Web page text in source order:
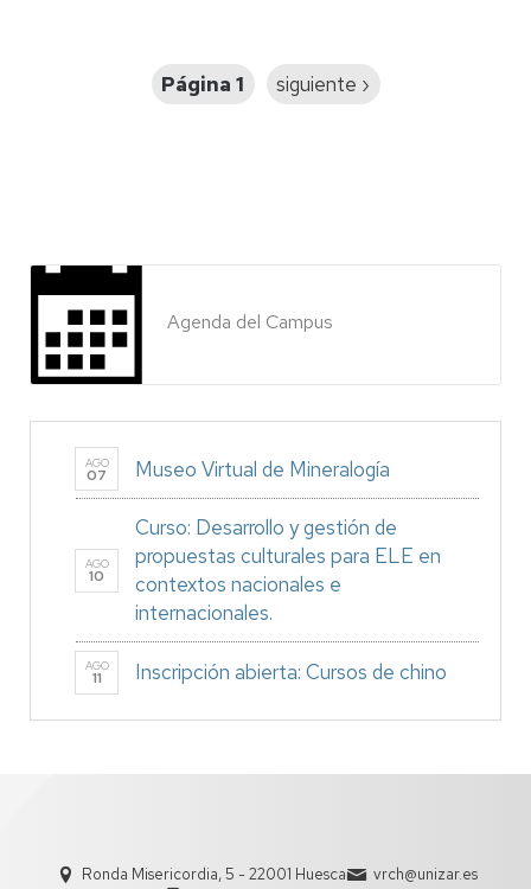
Página 1
Siguiente
siguiente ›
Agenda del Campus
AGO
07 Museo Virtual de Mineralogía
AGO
10
Curso: Desarrollo y gestión de
propuestas culturales para ELE en
contextos nacionales e
internacionales.
AGO
11 Inscripción abierta: Cursos de chino
Ronda Misericordia, 5 - 22001 Huesca
vrch@unizar.es